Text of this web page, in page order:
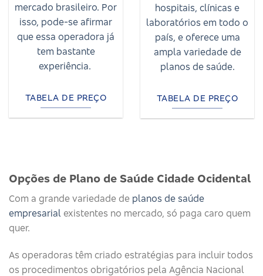
mercado brasileiro. Por
isso, pode-se afirmar
que essa operadora já
tem bastante
experiência.
TABELA DE PREÇO
hospitais, clínicas e
laboratórios em todo o
país, e oferece uma
ampla variedade de
planos de saúde.
TABELA DE PREÇO
Opções de Plano de Saúde Cidade Ocidental
Com a grande variedade de planos de saúde
empresarial existentes no mercado, só paga caro quem
quer.
As operadoras têm criado estratégias para incluir todos
os procedimentos obrigatórios pela Agência Nacional